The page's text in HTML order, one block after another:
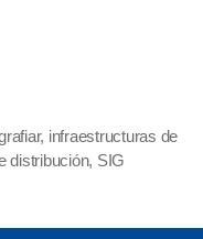
, infraestructuras de
distribución, SIG